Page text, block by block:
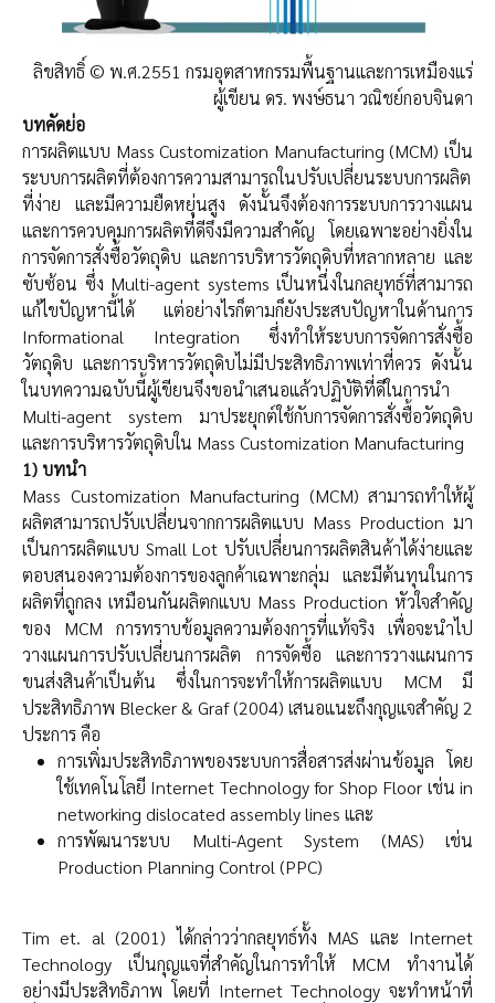
ลิขสิทธิ์ © พ.ศ.2551 กรมอุตสาหกรรมพื้นฐานและการเหมืองแร่
ผู้เขียน ดร. พงษ์ธนา วณิชย์กอบจินดา
บทคัดย่อ
การผลิตแบบ Mass Customization Manufacturing (MCM) เป็น
ระบบการผลิตที่ต้องการความสามารถในปรับเปลี่ยนระบบการผลิต
ที่ง่าย และมีความยืดหยุ่นสูง ดังนั้นจึงต้องการระบบการวางแผน
และการควบคุมการผลิตที่ดีจึงมีความสำคัญ โดยเฉพาะอย่างยิ่งใน
การจัดการสั่งซื้อวัตถุดิบ และการบริหารวัตถุดิบที่หลากหลาย และ
ซับซ้อน ซึ่ง Multi-agent systems เป็นหนึ่งในกลยุทธ์ที่สามารถ
แก้ไขปัญหานี้ได้ แต่อย่างไรก็ตามก็ยังประสบปัญหาในด้านการ
Informational Integration ซึ่งทำให้ระบบการจัดการสั่งซื้อ
วัตถุดิบ และการบริหารวัตถุดิบไม่มีประสิทธิภาพเท่าที่ควร ดังนั้น
ในบทความฉบับนี้ผู้เขียนจึงขอนำเสนอแล้วปฏิบัติที่ดีในการนำ
Multi-agent system มาประยุกต์ใช้กับการจัดการสั่งซื้อวัตถุดิบ
และการบริหารวัตถุดิบใน Mass Customization Manufacturing
1) บทนำ
Mass Customization Manufacturing (MCM) สามารถทำให้ผู้
ผลิตสามารถปรับเปลี่ยนจากการผลิตแบบ Mass Production มา
เป็นการผลิตแบบ Small Lot ปรับเปลี่ยนการผลิตสินค้าได้ง่ายและ
ตอบสนองความต้องการของลูกค้าเฉพาะกลุ่ม และมีต้นทุนในการ
ผลิตที่ถูกลง เหมือนกันผลิตกแบบ Mass Production หัวใจสำคัญ
ของ MCM การทราบข้อมูลความต้องการที่แท้จริง เพื่อจะนำไป
วางแผนการปรับเปลี่ยนการผลิต การจัดซื้อ และการวางแผนการ
ขนส่งสินค้าเป็นต้น ซึ่งในการจะทำให้การผลิตแบบ MCM มี
ประสิทธิภาพ Blecker & Graf (2004) เสนอแนะถึงกุญแจสำคัญ 2
ประการ คือ
การเพิ่มประสิทธิภาพของระบบการสื่อสารส่งผ่านข้อมูล โดย
ใช้เทคโนโลยี Internet Technology for Shop Floor เช่น in
networking dislocated assembly lines และ
การพัฒนาระบบ Multi-Agent System (MAS) เช่น
Production Planning Control (PPC)
Tim et. al (2001) ได้กล่าวว่ากลยุทธ์ทั้ง MAS และ Internet
Technology เป็นกุญแจที่สำคัญในการทำให้ MCM ทำงานได้
อย่างมีประสิทธิภาพ โดยที่ Internet Technology จะทำหน้าที่